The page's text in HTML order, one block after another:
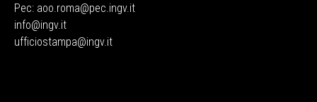
Pec: aoo.roma@pec.ingv.it
info@ingv.it
ufficiostampa@ingv.it